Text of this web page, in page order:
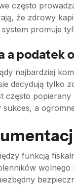
często
że zdrowy
promuje
a podatek
najbardziej
decydują tylko
często
a
funkcją